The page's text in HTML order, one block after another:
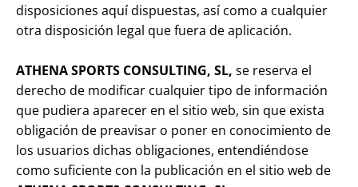
disposiciones aquí dispuestas, así como a cualquier
otra disposición legal que fuera de aplicación.
ATHENA SPORTS CONSULTING, SL, se reserva el
derecho de modificar cualquier tipo de información
que pudiera aparecer en el sitio web, sin que exista
obligación de preavisar o poner en conocimiento de
los usuarios dichas obligaciones, entendiéndose
como suficiente con la publicación en el sitio web de